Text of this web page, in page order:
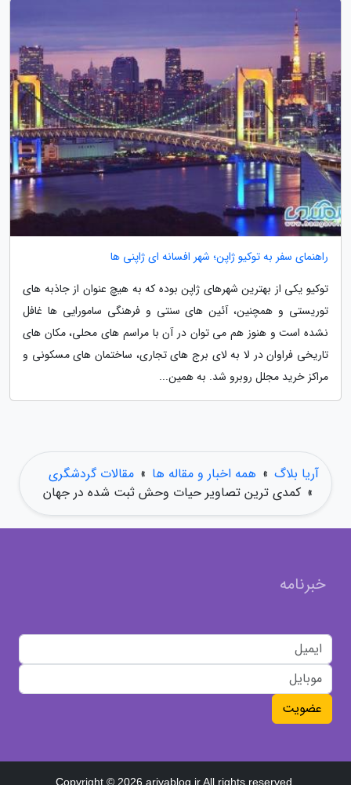
راهنمای سفر به توکیو ژاپن؛ شهر افسانه ای ژاپنی ها
توکیو یکی از بهترین شهرهای ژاپن بوده که به هیچ عنوان از جاذبه های
توریستی و همچنین، آئین های سنتی و فرهنگی سامورایی ها غافل
نشده است و هنوز هم می توان در آن با مراسم های محلی، مکان های
تاریخی فراوان در لا به لای برج های تجاری، ساختمان های مسکونی و
مراکز خرید مجلل روبرو شد. به همین...
آریا بلاگ » همه اخبار و مقاله ها » مقالات گردشگری
» کمدی ترین تصاویر حیات وحش ثبت شده در جهان
خبرنامه
عضویت
Copyright © 2026 ariyablog.ir All rights reserved.